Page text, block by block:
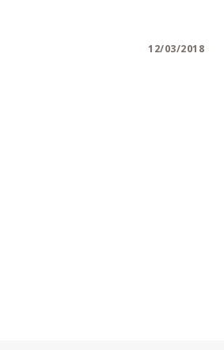
12/03/2018